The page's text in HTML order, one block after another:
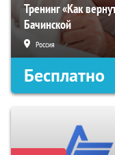
Тренинг «Как
Бачинской
Россия
Бесплатно